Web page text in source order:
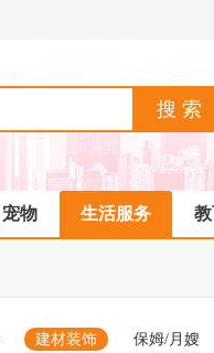
宠物 生活服务 教
建材装饰 保姆/月嫂